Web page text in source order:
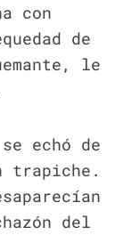
con
de
le
echó de
trapiche.
del